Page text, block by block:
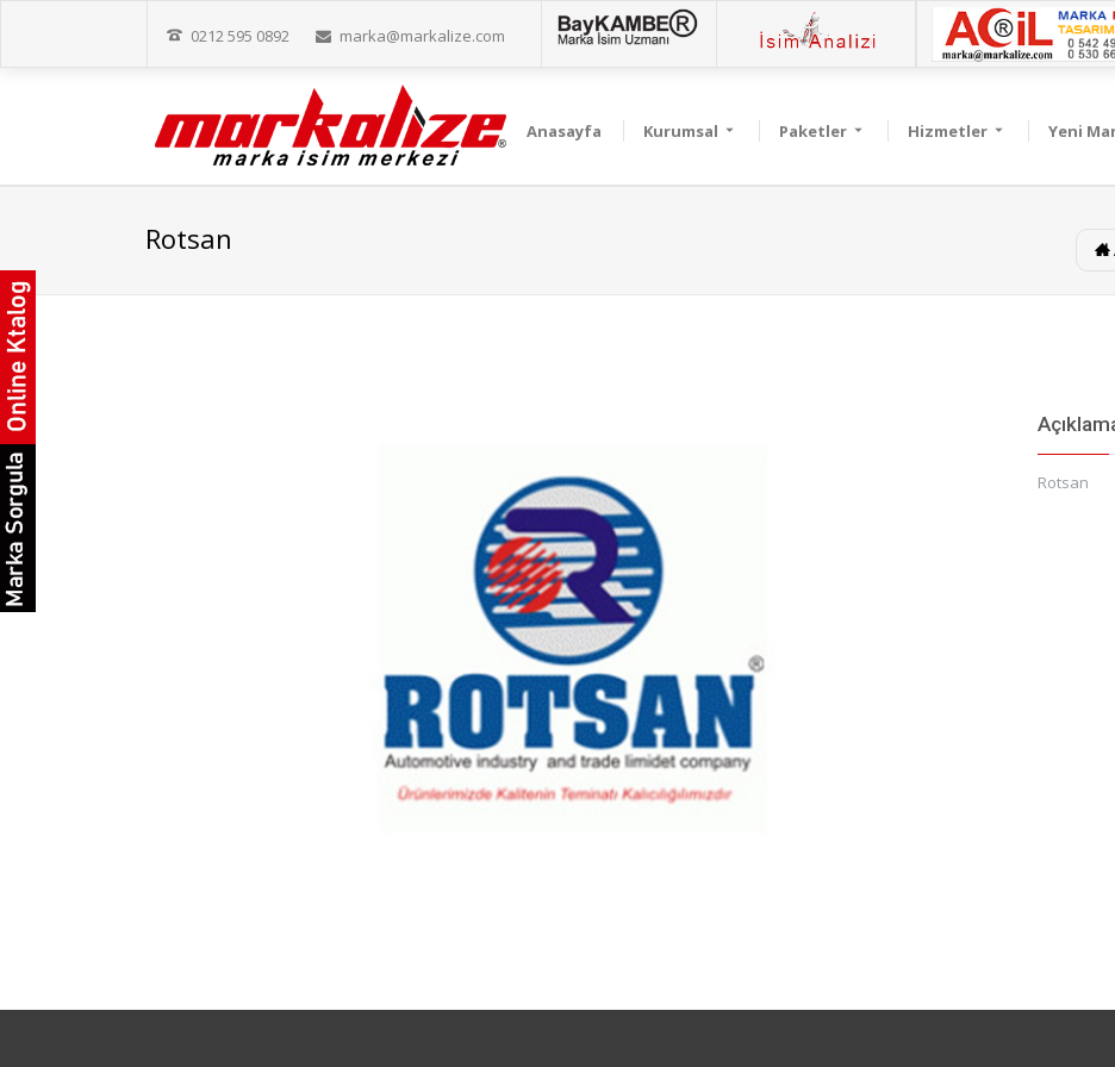
0212 595 0892 marka@markalize.com
Anasayfa Kurumsal Paketler Hizmetler Yeni
Rotsan
Rotsan